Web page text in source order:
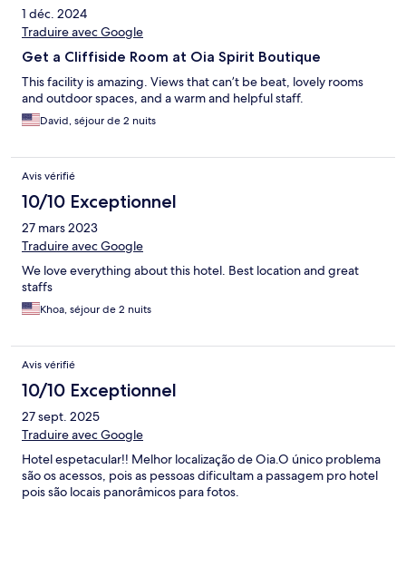
1 déc. 2024
Traduire avec Google
Get a Cliffiside Room at Oia Spirit Boutique
This facility is amazing. Views that can’t be beat, lovely rooms
and outdoor spaces, and a warm and helpful staff.
David, séjour de 2 nuits
Avis vérifié
10/10 Exceptionnel
27 mars 2023
Traduire avec Google
We love everything about this hotel. Best location and great
staffs
Khoa, séjour de 2 nuits
Avis vérifié
10/10 Exceptionnel
27 sept. 2025
Traduire avec Google
Hotel espetacular!! Melhor localização de Oia.O único problema
são os acessos, pois as pessoas dificultam a passagem pro hotel
pois são locais panorâmicos para fotos.